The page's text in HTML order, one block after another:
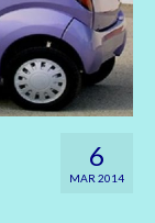
6
MAR 2014